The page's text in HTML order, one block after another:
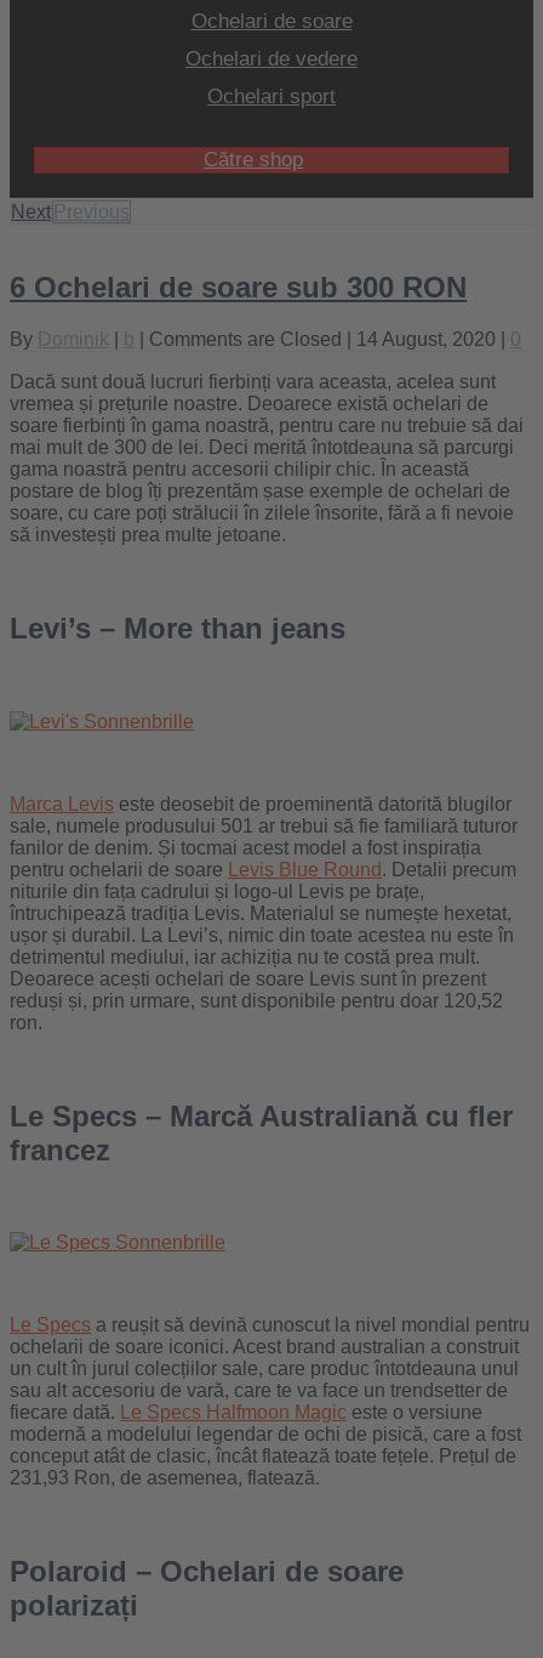
Ochelari de soare
Ochelari de vedere
Ochelari sport
Către shop
Next Previous
6 Ochelari de soare sub 300 RON
By Dominik b Comments are Closed | 14 August, 2020 | 0
Dacă sunt două lucruri fierbinți vara aceasta, acelea sunt
vremea și prețurile noastre. Deoarece există ochelari de
soare fierbinți în gama noastră, pentru care nu trebuie să dai
mai mult de 300 de lei. Deci merită întotdeauna să parcurgi
gama noastră pentru accesorii chilipir chic. În această
postare de blog îți prezentăm șase exemple de ochelari de
soare, cu care poți strălucii în zilele însorite, fără a fi nevoie
să investești prea multe jetoane.
Levi’s – More than jeans
Marca Levis este deosebit de proeminentă datorită blugilor
sale, numele produsului 501 ar trebui să fie familiară tuturor
fanilor de denim. Și tocmai acest model a fost inspirația
pentru ochelarii de soare
Levis Blue Round . Detalii precum
niturile din fața cadrului și logo-ul Levis pe brațe,
întruchipează tradiția Levis. Materialul se numește hexetat,
ușor și durabil. La Levi’s, nimic din toate acestea nu este în
detrimentul mediului, iar achiziția nu te costă prea mult.
Deoarece acești ochelari de soare Levis sunt în prezent
reduși și, prin urmare, sunt disponibile pentru doar 120,52
ron.
Le Specs – Marcă Australiană cu fler
francez
Le Specs a reușit să devină cunoscut la nivel mondial pentru
ochelarii de soare iconici. Acest brand australian a construit
un cult în jurul colecțiilor sale, care produc întotdeauna unul
sau alt accesoriu de vară, care te va face un trendsetter de
fiecare dată. Le Specs Halfmoon Magic este o versiune
modernă a modelului legendar de ochi de pisică, care a fost
conceput atât de clasic, încât flatează toate fețele. Prețul de
231,93 Ron, de asemenea, flatează.
Polaroid – Ochelari de soare
polarizați